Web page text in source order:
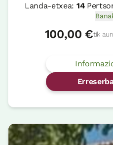
Landa-etxea: 14
100,00 €tik